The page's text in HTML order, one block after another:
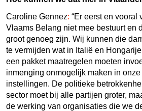
Caroline Gennez: “Er eerst en vooral
Vlaams Belang niet mee bestuurt en
groot genoeg zijn. Wij kunnen die
te vermijden watin Italië en
een pakket maatregelen moeten
inmenging onmogelijk maken in
instellingen. De politieke
sector moet bij alle partijen groter,
de werking van organisaties die we